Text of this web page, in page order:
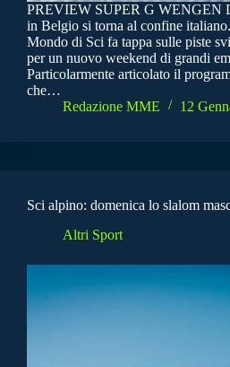
PREVIEW SUPER G WENGEN
in Belgio si torna al confine
Mondo di Sci fa tappa sulle piste
per un nuovo weekend di grandi
Particolarmente articolato il
che…
Redazione MME
12
Sci alpino: domenica lo slalom
Altri Sport